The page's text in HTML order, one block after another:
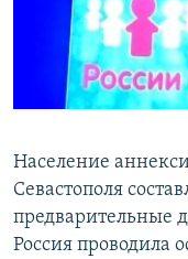
ПОБЕДИТЕЛЕЙ НЕ
ELIFBE
ПРИСОЕДИНЯЙТЕСЬ!
Все сайты RFE/RL
Население
Севастополя
предварительные
Россия проводила